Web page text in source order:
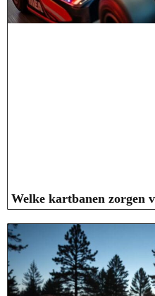
Welke kartbanen zorgen